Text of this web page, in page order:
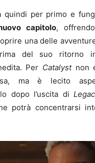
quindi per primo e
capitolo,
una delle
del suo ritorno
Per Catalystnon
ma è lecito
dopo l’uscita di
potrà concentrarsi